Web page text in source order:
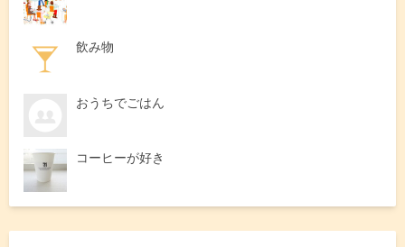
飲み物
おうちでごはん
コーヒーが好き